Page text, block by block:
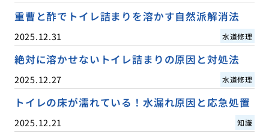
重曹と酢でトイレ詰まりを溶かす自然派解消法
2025.12.31 水道修理
絶対に溶かせないトイレ詰まりの原因と対処法
2025.12.27 水道修理
トイレの床が濡れている！水漏れ原因と応急処置
2025.12.21 知識